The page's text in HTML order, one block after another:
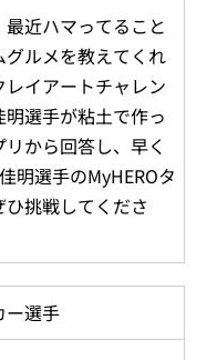
近ハマってること
ルメを教えてくれ
イアートチャレン
選手が粘土で作っ
から回答し、早く
明選手のMyHEROタ
挑戦してくださ
ー選手